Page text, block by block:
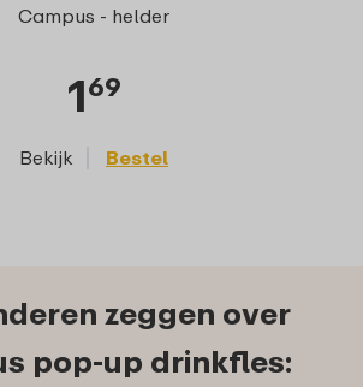
Campus - helder
169
Bekijk Bestel
zeggen over
pop-up drinkfles: